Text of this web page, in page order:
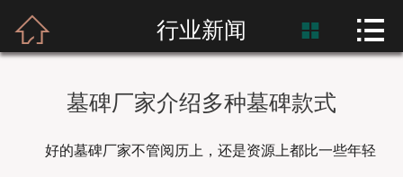
首页
新闻资讯
 行业新闻  
墓碑厂家介绍多种墓碑款式
好的墓碑厂家不管阅历上，还是资源上都比一些年轻